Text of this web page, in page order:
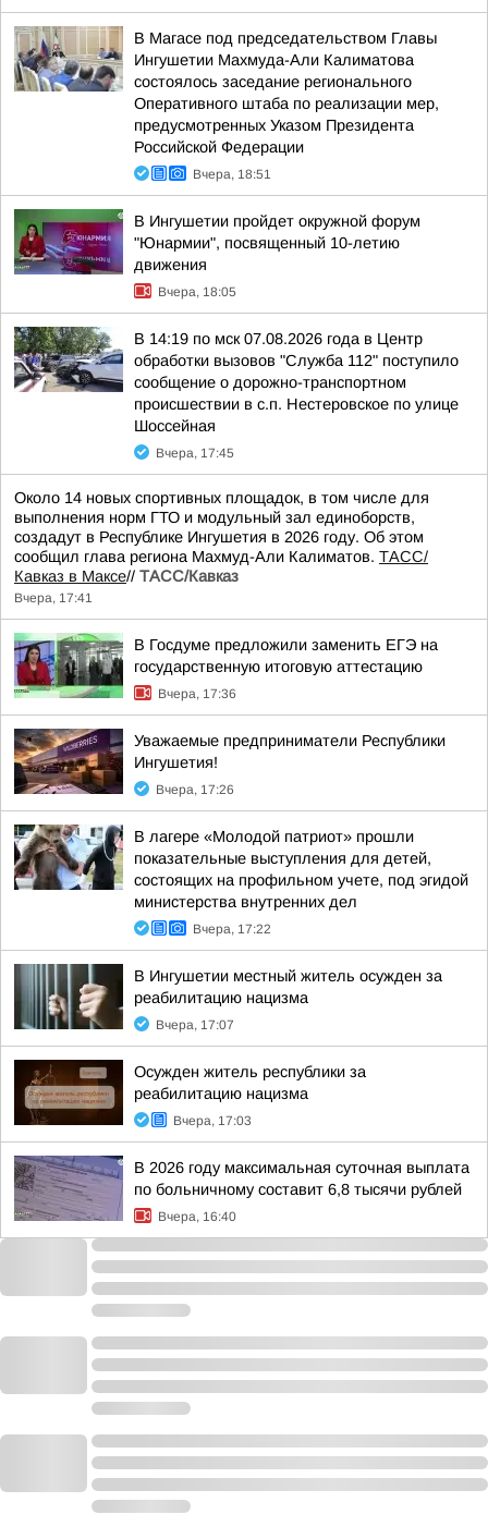
В Магасе под председательством Главы
Ингушетии Махмуда-Али Калиматова
состоялось заседание регионального
Оперативного штаба по реализации мер,
предусмотренных Указом Президента
Российской Федерации
Вчера, 18:51
В Ингушетии пройдет окружной форум
"Юнармии", посвященный 10-летию
движения
Вчера, 18:05
В 14:19 по мск 07.08.2026 года в Центр
обработки вызовов "Служба 112" поступило
сообщение о дорожно-транспортном
происшествии в с.п. Нестеровское по улице
Шоссейная
Вчера, 17:45
Около 14 новых спортивных площадок, в том числе для
выполнения норм ГТО и модульный зал единоборств,
создадут в Республике Ингушетия в 2026 году. Об этом
сообщил глава региона Махмуд-Али Калиматов. ТАСС/
Кавказ в Максе// ТАСС/Кавказ
Вчера, 17:41
В Госдуме предложили заменить ЕГЭ на
государственную итоговую аттестацию
Вчера, 17:36
Уважаемые предприниматели Республики
Ингушетия!
Вчера, 17:26
В лагере «Молодой патриот» прошли
показательные выступления для детей,
состоящих на профильном учете, под эгидой
министерства внутренних дел
Вчера, 17:22
В Ингушетии местный житель осужден за
реабилитацию нацизма
Вчера, 17:07
Осужден житель республики за
реабилитацию нацизма
Вчера, 17:03
В 2026 году максимальная суточная выплата
по больничному составит 6,8 тысячи рублей
Вчера, 16:40